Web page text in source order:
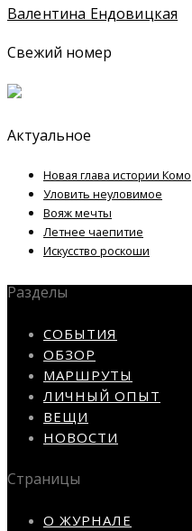
Валентина Ендовицкая
Свежий номер
Актуальное
Новая глава истории Комо
Уловить неуловимое
Вояж мечты
Летнее чаепитие
Искусство роскоши
Разделы
СОБЫТИЯ
ОБЗОР
МАРШРУТЫ
ЛИЧНЫЙ ОПЫТ
ВЕЩИ
НОВОСТИ
Страницы
О ЖУРНАЛЕ